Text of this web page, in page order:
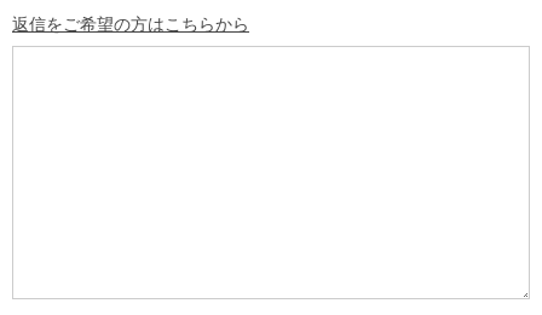
返信をご希望の方はこちらから